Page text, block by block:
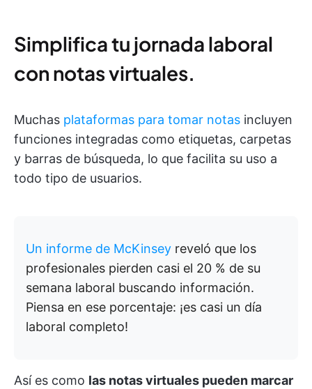
Simplifica tu jornada laboral
con notas virtuales.
Muchas plataformas para tomar notas incluyen
funciones integradas como etiquetas, carpetas
y barras de búsqueda, lo que facilita su uso a
todo tipo de usuarios.
Un informe de McKinsey reveló que los
profesionales pierden casi el 20 % de su
semana laboral buscando información.
Piensa en ese porcentaje: ¡es casi un día
laboral completo!
Así es como las notas virtuales pueden marcar